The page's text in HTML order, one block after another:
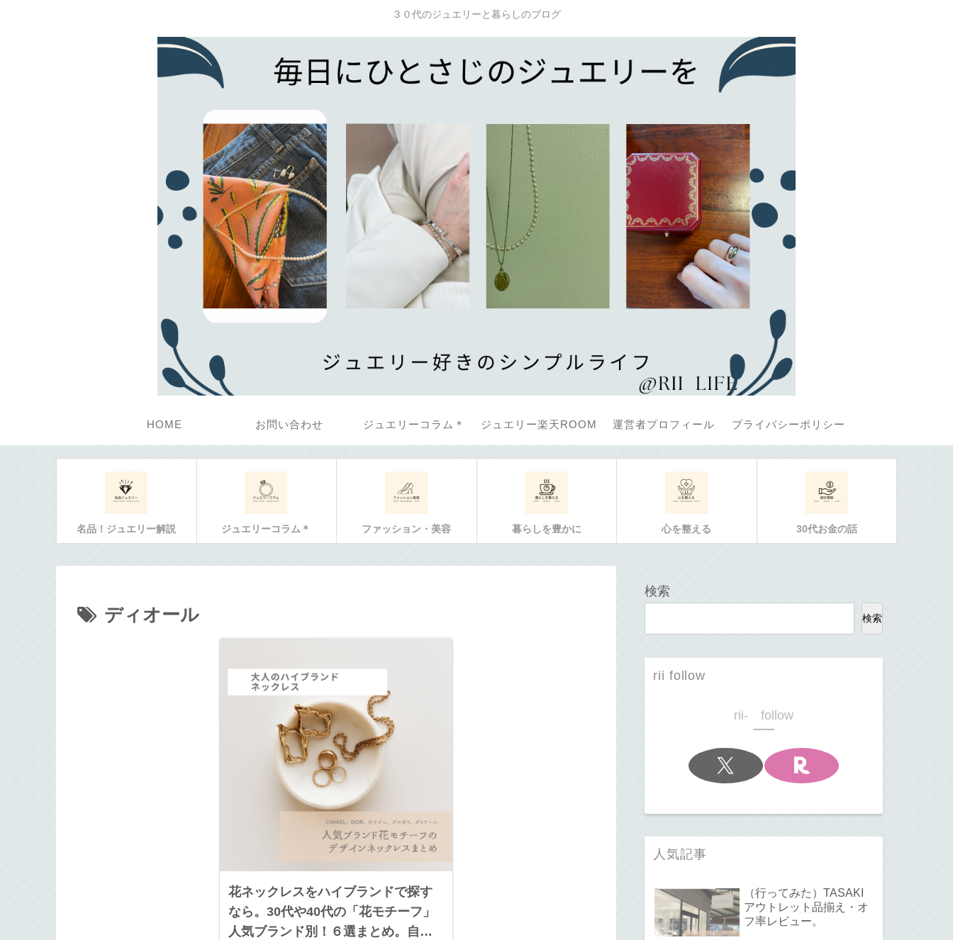
３０代のジュエリーと暮らしのブログ
HOME お問い合わせ ジュエリーコラム＊ ジュエリー楽天ROOM 運営者プロフィール プライバシーポリシー
名品！ジュエリー解説 ジュエリーコラム＊ ファッション・美容 暮らしを豊かに 心を整える 30代お金の話
ディオール
花ネックレスをハイブランドで探す
なら。30代や40代の「花モチーフ」
人気ブランド別！６選まとめ。自分
検索
検索
rii follow
rii- follow
人気記事
（行ってみた）TASAKI
アウトレット品揃え・オ
フ率レビュー。